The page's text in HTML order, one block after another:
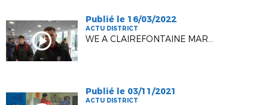
Publié le 16/03/2022
ACTU DISTRICT
WE A CLAIREFONTAINE MARS 2022
Publié le 03/11/2021
ACTU DISTRICT